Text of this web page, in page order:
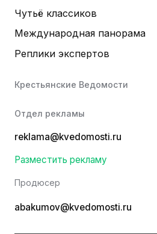
Чутьё классиков
Международная панорама
Реплики экспертов
Крестьянские Ведомости
Отдел рекламы
reklama@kvedomosti.ru
Разместить рекламу
Продюсер
abakumov@kvedomosti.ru